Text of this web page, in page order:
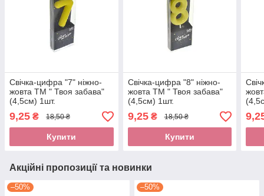
Свічка-цифра "7" ніжно-
жовта ТМ " Твоя забава"
(4,5см) 1шт.
9,25 ₴ 18,50 ₴
Купити
Свічка-цифра "8" ніжно-
жовта ТМ " Твоя забава"
(4,5см) 1шт.
9,25₴ 18,50 ₴
Купити
Акційні пропозиції та новинки
–50% –50%